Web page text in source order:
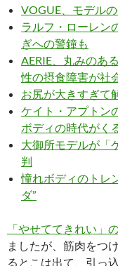
VOGUE、モデル
ラルフ・ローレン
ぎへの警鐘も
AERIE、丸みのあ
性の摂食障害が社
お尻が大きすぎて
ケイト・アプトン
ボディの時代がく
大御所モデルが「
判
憧れボディのトレ
ダ”
「やせててきれい」
ましたが、筋肉をつ
るとこは出て、引っ